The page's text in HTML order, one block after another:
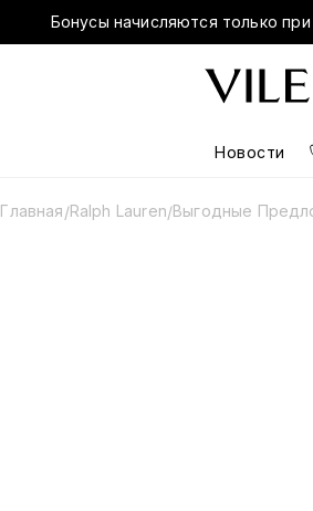
Бонусы начисляются только
Новости
Главная/Ralph Lauren/Выгодные